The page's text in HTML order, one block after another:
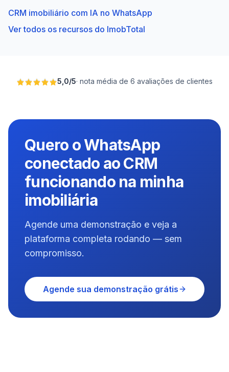
CRM imobiliário com IA no WhatsApp
Ver todos os recursos do ImobTotal
5,0/5· nota média de 6 avaliações de clientes
Quero o WhatsApp
conectado ao CRM
funcionando na minha
imobiliária
Agende uma demonstração e veja a
plataforma completa rodando — sem
compromisso.
Agende sua demonstração grátis